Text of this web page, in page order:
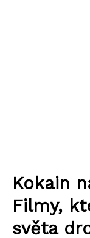
Kokain
Filmy,
světa